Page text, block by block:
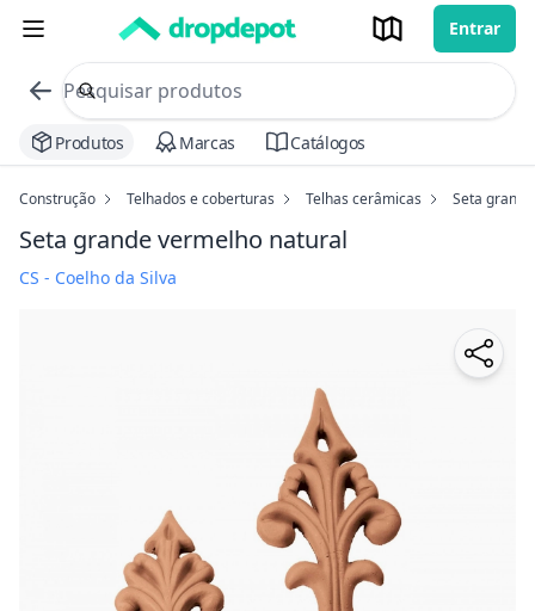
Entrar
commerce search no header
Procurar
Produtos Marcas Catálogos
Construção Telhados e coberturas Telhas cerâmicas Seta grande
Seta grandevermelho natural
CS - Coelho da Silva